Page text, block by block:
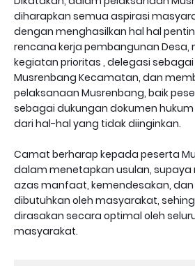
diharapkan semua aspirasi
dengan menghasilkan hal hal
rencana kerja pembangunan Desa,
kegiatan prioritas , delegasi
Musrenbang Kecamatan, dan
pelaksanaan Musrenbang, baik
sebagai dukungan dokumen
dari hal-hal yang tidak diinginkan.
Camat berharap kepada peserta
dalam menetapkan usulan,
azas manfaat, kemendesakan,
dibutuhkan oleh masyarakat,
dirasakan secara optimal oleh
masyarakat.